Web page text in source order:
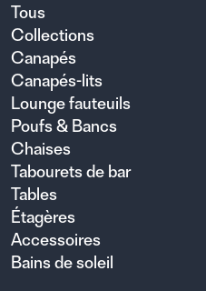
Tous
Collections
Canapés
Canapés-lits
Lounge fauteuils
Poufs & Bancs
Chaises
Tabourets de bar
Tables
Étagères
Accessoires
Bains de soleil